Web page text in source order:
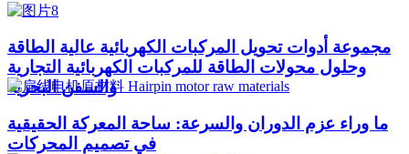
مجموعة أدوات تحويل المركبات الكهربائية عالية الطاقة
وحلول محولات الطاقة للمركبات الكهربائية التجارية
والسفن البحرية
ما وراء عزم الدوران والسرعة: ساحة المعركة الحقيقية
في تصميم المحركات